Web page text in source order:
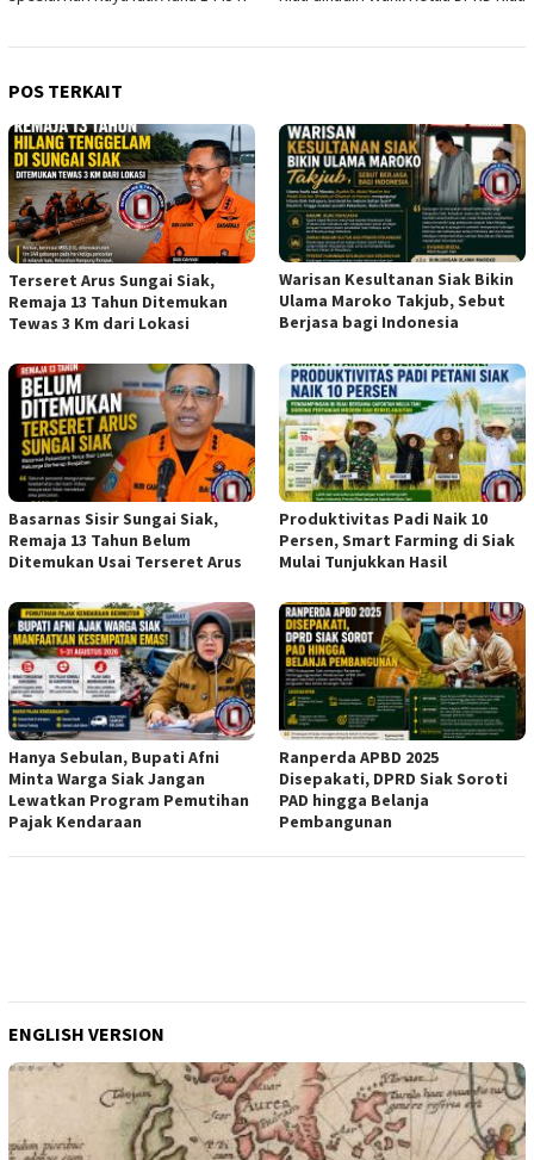
POS TERKAIT
Terseret Arus Sungai Siak,
Remaja 13 Tahun Ditemukan
Tewas 3 Km dari Lokasi
Warisan Kesultanan Siak Bikin
Ulama Maroko Takjub, Sebut
Berjasa bagi Indonesia
Basarnas Sisir Sungai Siak,
Remaja 13 Tahun Belum
Ditemukan Usai Terseret Arus
Produktivitas Padi Naik 10
Persen, Smart Farming di Siak
Mulai Tunjukkan Hasil
Hanya Sebulan, Bupati Afni
Minta Warga Siak Jangan
Lewatkan Program Pemutihan
Pajak Kendaraan
Ranperda APBD 2025
Disepakati, DPRD Siak Soroti
PAD hingga Belanja
Pembangunan
ENGLISH VERSION